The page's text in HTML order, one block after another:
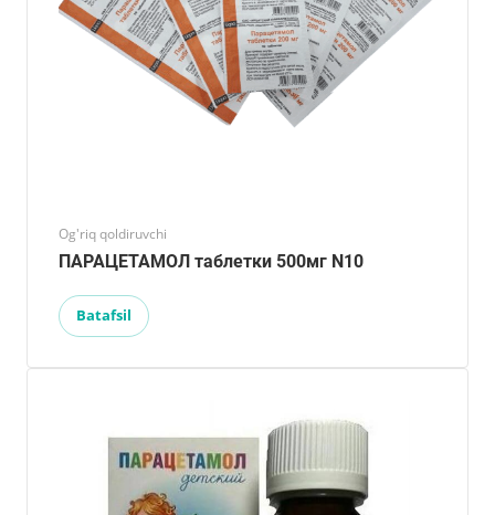
Og'riq qoldiruvchi
ПАРАЦЕТАМОЛ таблетки 500мг N10
Batafsil